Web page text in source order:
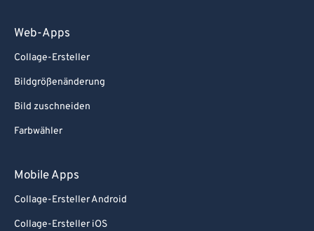
Web-Apps
Collage-Ersteller
Bildgrößenänderung
Bild zuschneiden
Farbwähler
Mobile Apps
Collage-Ersteller Android
Collage-Ersteller iOS